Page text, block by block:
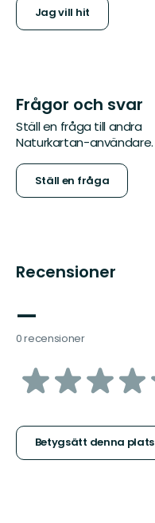
Jag vill hit
Frågor och svar
Ställ en fråga till andra
Naturkartan-användare.
Ställ en fråga
Recensioner
—
0 recensioner
av
stjärnor
Betygsätt denna plats